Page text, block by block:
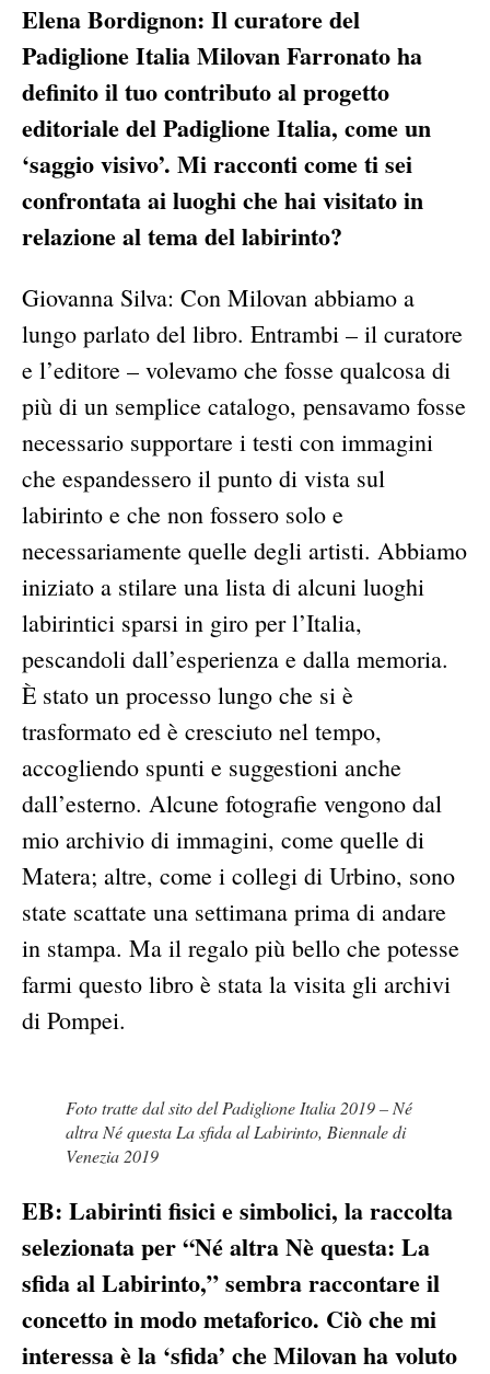
Elena Bordignon: Il curatore del
Padiglione Italia Milovan Farronato ha
definito il tuo contributo al progetto
editoriale del Padiglione Italia, come un
‘saggio visivo’. Mi racconti come ti sei
confrontata ai luoghi che hai visitato in
relazione al tema del labirinto?
Giovanna Silva: Con Milovan abbiamo a
lungo parlato del libro. Entrambi – il curatore
e l’editore – volevamo che fosse qualcosa di
più di un semplice catalogo, pensavamo fosse
necessario supportare i testi con immagini
che espandessero il punto di vista sul
labirinto e che non fossero solo e
necessariamente quelle degli artisti. Abbiamo
iniziato a stilare una lista di alcuni luoghi
labirintici sparsi in giro per l’Italia,
pescandoli dall’esperienza e dalla memoria.
È stato un processo lungo che si è
trasformato ed è cresciuto nel tempo,
accogliendo spunti e suggestioni anche
dall’esterno. Alcune fotografie vengono dal
mio archivio di immagini, come quelle di
Matera; altre, come i collegi di Urbino, sono
state scattate una settimana prima di andare
in stampa. Ma il regalo più bello che potesse
farmi questo libro è stata la visita gli archivi
di Pompei.
Foto tratte dal sito del Padiglione Italia 2019 – Né
altra Né questa La sfida al Labirinto, Biennale di
Venezia 2019
EB: Labirinti fisici e simbolici, la raccolta
selezionata per “Né altra Nè questa: La
sfida al Labirinto,” sembra raccontare il
concetto in modo metaforico. Ciò che mi
interessa è la ‘sfida’ che Milovan ha voluto